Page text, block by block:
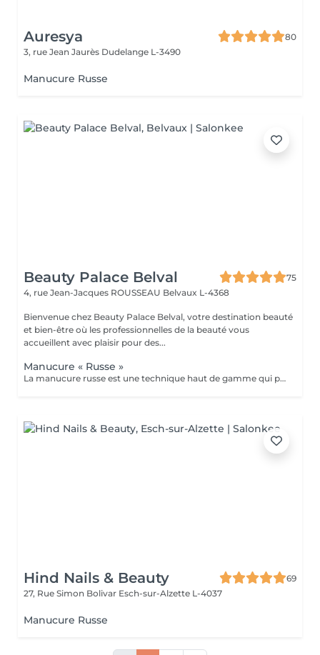
Auresya
80
3, rue Jean Jaurès Dudelange L-3490
Manucure Russe
Beauty Palace Belval
75
4, rue Jean-Jacques ROUSSEAU Belvaux L-4368
Bienvenue chez Beauty Palace Belval, votre destination beauté
et bien-être où les professionnelles de la beauté vous
accueillent avec plaisir pour des...
Manucure « Russe »
La manucure russe est une technique haut de gamme qui permet d'obtenir des ongles impeccables et soignés dans les moindres détails. Contrairement à la manucure classique, elle consiste à travailler minutieusement le contour de l'ongle et les cuticules à l'aide de la ponceuse et d'embouts spécifiques, pour un résultat net, élégant et longue durée. résultats: *Ongles nets et élégants *Pose de vernis plus précises et durable *Résultat soigné et longue tenue
Hind Nails & Beauty
69
27, Rue Simon Bolivar Esch-sur-Alzette L-4037
Manucure Russe